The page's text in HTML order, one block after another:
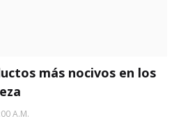
más nocivos en los
A.m.